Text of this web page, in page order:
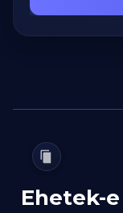
Ehetek-